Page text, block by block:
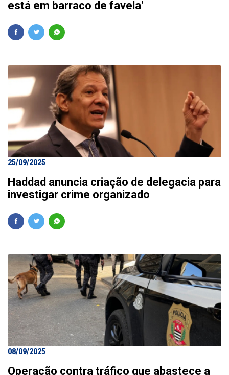
está em barraco de favela'
25/09/2025
Haddad anuncia criação de delegacia para
investigar crime organizado
08/09/2025
Operação contra tráfico que abastece a